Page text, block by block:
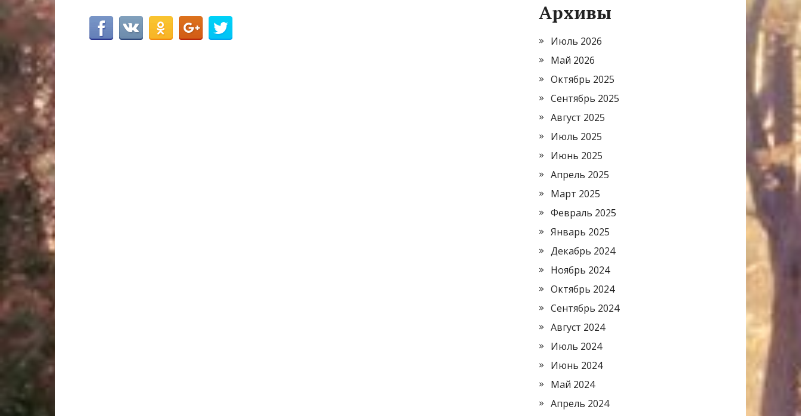
Архивы
Июль 2026
Май 2026
Октябрь 2025
Сентябрь 2025
Август 2025
Июль 2025
Июнь 2025
Апрель 2025
Март 2025
Февраль 2025
Январь 2025
Декабрь 2024
Ноябрь 2024
Октябрь 2024
Сентябрь 2024
Август 2024
Июль 2024
Июнь 2024
Май 2024
Апрель 2024